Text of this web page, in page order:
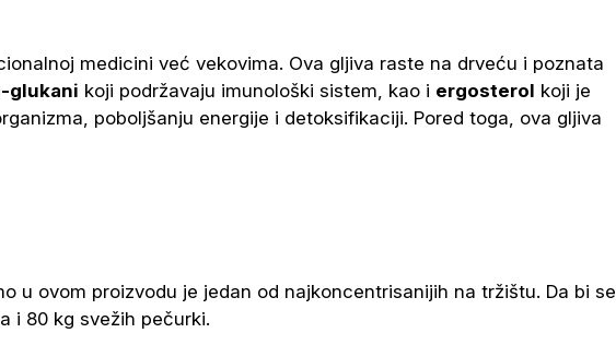
medicini već vekovima. Ova gljiva raste na drveću i poznata
glukani koji podržavaju imunološki sistem, kao i ergosterol koji je
poboljšanju energije i detoksifikaciji. Pored toga, ova gljiva
u ovom proizvodu je jedan od najkoncentrisanijih na tržištu. Da bi se
i 80 kg svežih pečurki.